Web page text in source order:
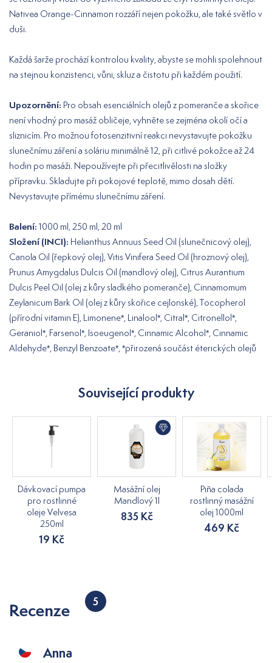
Nativea Orange-Cinnamon rozzáří nejen pokožku, ale také světlo v
duši.
Každá šarže prochází kontrolou kvality, abyste se mohli spolehnout
na stejnou konzistenci, vůni, skluz a čistotu při každém použití.
Upozornění: Pro obsah esenciálních olejů z pomeranče a skořice
není vhodný pro masáž obličeje, vyhněte se zejména okolí očí a
sliznicím. Pro možnou fotosenzitivní reakci nevystavujte pokožku
slunečnímu záření a soláriu minimálně 12, při citlivé pokožce až 24
hodin po masáži. Nepoužívejte při přecitlivělosti na složky
přípravku. Skladujte při pokojové teplotě, mimo dosah dětí.
Nevystavujte přímému slunečnímu záření.
Balení: 1000 ml, 250 ml, 20 ml
Složení (INCI): Helianthus Annuus Seed Oil (slunečnicový olej),
Canola Oil (řepkový olej), Vitis Vinifera Seed Oil (hroznový olej),
Prunus Amygdalus Dulcis Oil (mandlový olej), Citrus Aurantium
Dulcis Peel Oil (olej z kůry sladkého pomeranče), Cinnamomum
Zeylanicum Bark Oil (olej z kůry skořice cejlonské), Tocopherol
(přírodní vitamin E), Limonene*, Linalool*, Citral*, Citronellol*,
Geraniol*, Farsenol*, Isoeugenol*, Cinnamic Alcohol*, Cinnamic
Aldehyde*, Benzyl Benzoate*, *přirozená součást éterických olejů
Související produkty
Dávkovací pumpa
pro rostlinné
oleje Velvesa
250ml
19 Kč
Masážní olej
Mandlový 1l
835 Kč
Piña colada
rostlinný masážní
olej 1000ml
469 Kč
Recenze 5
Anna